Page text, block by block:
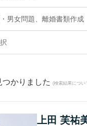
を今すぐに弁護士に相談した
くの弁護士を検索したい』
八王子市内の弁護士に相談予
男女問題、離婚書類作成
つかりました (検索結果につい
上田 芙祐